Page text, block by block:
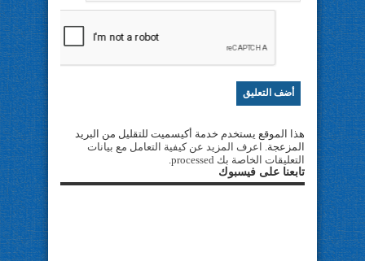
هذا الموقع يستخدم خدمة أكيسميت للتقليل من البريد
المزعجة. اعرف المزيد عن كيفية التعامل مع بيانات
التعليقات الخاصة بك processed
تابعنا على فيسبوك